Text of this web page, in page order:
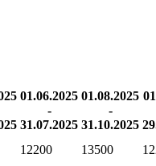
01.06.2025
-
31.07.2025
01.08.2025
-
31.10.2025
12200 13500